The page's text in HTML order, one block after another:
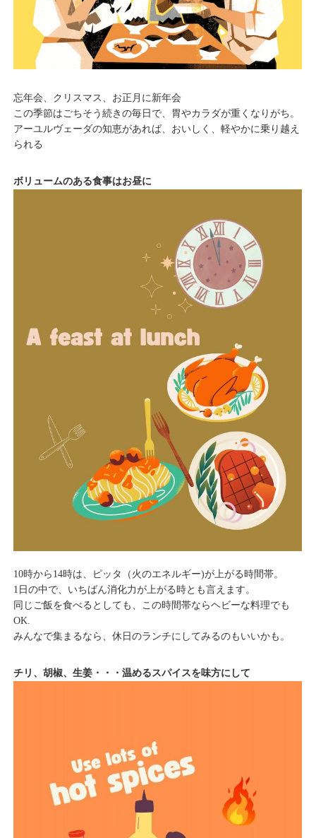
忘年会、クリスマス、お正月に新年会
この季節はごちそう続きの毎日で、胃やカラダが重くなりがち。
アーユルヴェーダの知恵があれば、おいしく、軽やかに乗り越え
られる
ボリュームのある食事はお昼に
10時から14時は、ピッタ（火のエネルギー)が上がる時間帯。
1日の中で、いちばん消化力が上がる時とも言えます。
同じご飯を食べるとしても、この時間帯ならヘビーな料理でも
OK.
みんなで集まるなら、休日のランチにしてみるのもいいかも。
チリ、胡椒、生姜・・・温めるスパイスを味方にして